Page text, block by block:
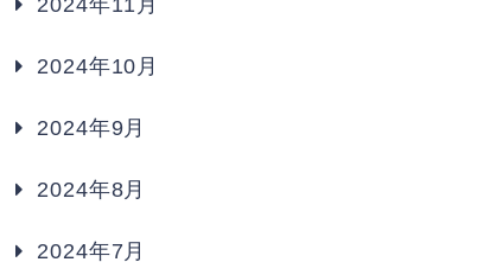
2024年11月
2024年10月
2024年9月
2024年8月
2024年7月